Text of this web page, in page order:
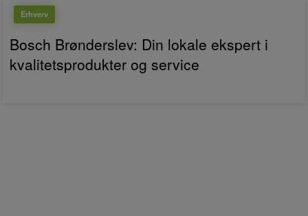
Erhverv
Bosch Brønderslev: Din lokale ekspert i
kvalitetsprodukter og service